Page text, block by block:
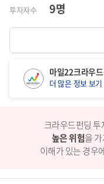
투자자수
9명
크라우드펀딩
높은 위험을
이해가 있는 경우
마일22크라우
더 많은 정보 보기